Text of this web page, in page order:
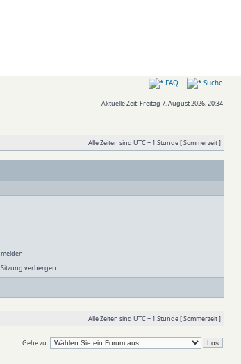
FAQ Suche
Aktuelle Zeit: Freitag 7. August 2026, 20:34
Alle Zeiten sind UTC + 1 Stunde [ Sommerzeit ]
verbergen
Alle Zeiten sind UTC + 1 Stunde [ Sommerzeit ]
Gehe zu: